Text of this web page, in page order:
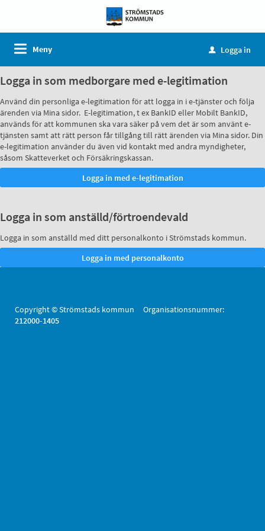
Meny u Logga in
Logga in som medborgare med e-legitimation
Använd din personliga e-legitimation för att logga in i e-tjänster och följa
ärenden via Mina sidor. E-legitimation, t ex BankID eller Mobilt BankID,
används för att kommunen ska vara säker på vem det är som använt e-
tjänsten samt att rätt person får tillgång till rätt ärenden via Mina sidor. Din
e-legitimation använder du även vid kontakt med andra myndigheter,
såsom Skatteverket och Försäkringskassan.
Logga in som anställd/förtroendevald
Logga in som anställd med ditt personalkonto i Strömstads kommun.
Copyright © Strömstads kommun Organisationsnummer:
212000-1405